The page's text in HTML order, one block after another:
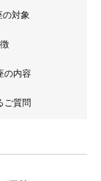
対象
の内容
ご質問